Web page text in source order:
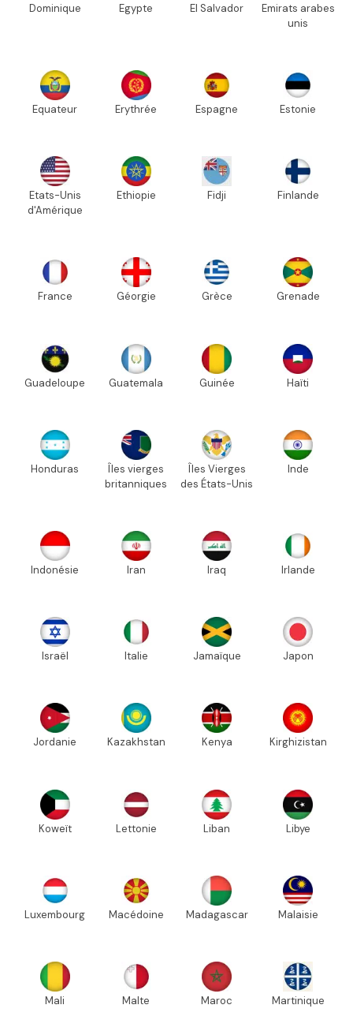
Dominique Egypte El Salvador
Emirats arabes
unis
Equateur Erythrée Espagne Estonie
Etats-Unis
d'Amérique
Ethiopie Fidji Finlande
France Géorgie Grèce Grenade
Guadeloupe Guatemala Guinée Haïti
Honduras
Îles vierges
britanniques
Îles Vierges
des États-Unis
Inde
Indonésie Iran Iraq Irlande
Israël Italie Jamaïque Japon
Jordanie Kazakhstan Kenya Kirghizistan
Koweït Lettonie Liban Libye
Luxembourg Macédoine Madagascar Malaisie
Mali Malte Maroc Martinique